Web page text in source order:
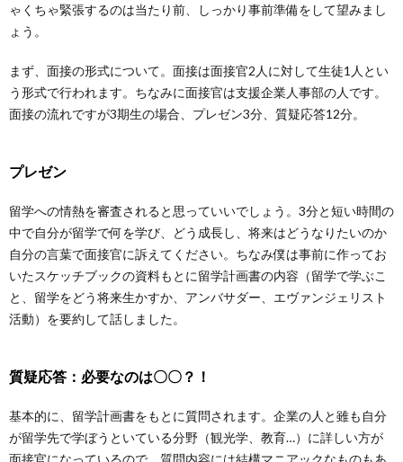
ゃくちゃ緊張するのは当たり前、しっかり事前準備をして望みまし
ょう。
まず、面接の形式について。面接は面接官2人に対して生徒1人とい
う形式で行われます。ちなみに面接官は支援企業人事部の人です。
面接の流れですが3期生の場合、プレゼン3分、質疑応答12分。
プレゼン
留学への情熱を審査されると思っていいでしょう。3分と短い時間の
中で自分が留学で何を学び、どう成長し、将来はどうなりたいのか
自分の言葉で面接官に訴えてください。ちなみ僕は事前に作ってお
いたスケッチブックの資料もとに留学計画書の内容（留学で学ぶこ
と、留学をどう将来生かすか、アンバサダー、エヴァンジェリスト
活動）を要約して話しました。
質疑応答：必要なのは〇〇？！
基本的に、留学計画書をもとに質問されます。企業の人と雖も自分
が留学先で学ぼうといている分野（観光学、教育…）に詳しい方が
面接官になっているので、質問内容には結構マニアックなものもあ